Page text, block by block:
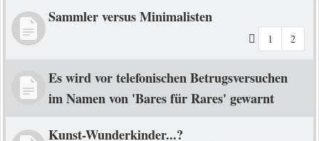
Sammler versus Minimalisten
1 2
Es wird vor telefonischen Betrugsversuchen
im Namen von 'Bares für Rares' gewarnt
Kunst-Wunderkinder...?